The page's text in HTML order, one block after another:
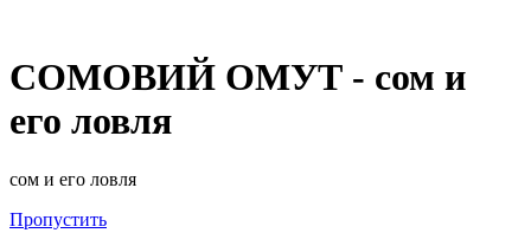
СОМОВИЙ ОМУТ - сом и
его ловля
сом и его ловля
Пропустить